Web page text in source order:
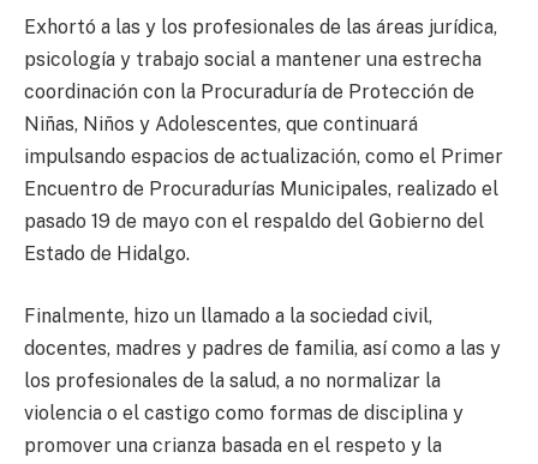
Exhortó a las y los profesionales de las áreas jurídica,
psicología y trabajo social a mantener una estrecha
coordinación con la Procuraduría de Protección de
Niñas, Niños y Adolescentes, que continuará
impulsando espacios de actualización, como el Primer
Encuentro de Procuradurías Municipales, realizado el
pasado 19 de mayo con el respaldo del Gobierno del
Estado de Hidalgo.
Finalmente, hizo un llamado a la sociedad civil,
docentes, madres y padres de familia, así como a las y
los profesionales de la salud, a no normalizar la
violencia o el castigo como formas de disciplina y
promover una crianza basada en el respeto y la